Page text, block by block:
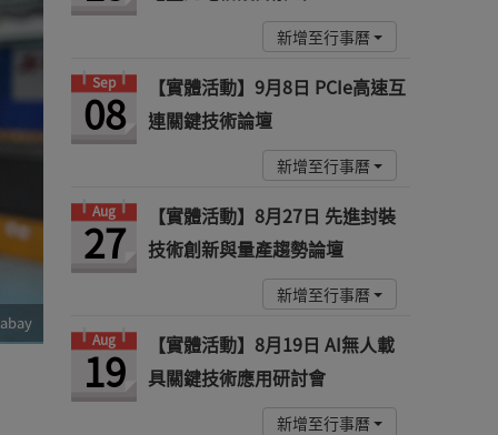
新增至行事曆
Sep
08
【實體活動】9月8日 PCIe高速互
連關鍵技術論壇
新增至行事曆
Aug
27
【實體活動】8月27日 先進封裝
技術創新與量產趨勢論壇
新增至行事曆
Aug
19
【實體活動】8月19日 AI無人載
具關鍵技術應用研討會
新增至行事曆